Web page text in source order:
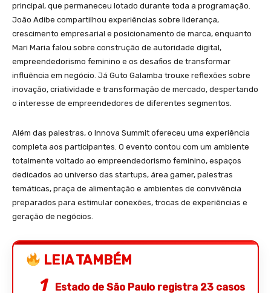
principal, que permaneceu lotado durante toda a programação.
João Adibe compartilhou experiências sobre liderança,
crescimento empresarial e posicionamento de marca, enquanto
Mari Maria falou sobre construção de autoridade digital,
empreendedorismo feminino e os desafios de transformar
influência em negócio. Já Guto Galamba trouxe reflexões sobre
inovação, criatividade e transformação de mercado, despertando
o interesse de empreendedores de diferentes segmentos.
Além das palestras, o Innova Summit ofereceu uma experiência
completa aos participantes. O evento contou com um ambiente
totalmente voltado ao empreendedorismo feminino, espaços
dedicados ao universo das startups, área gamer, palestras
temáticas, praça de alimentação e ambientes de convivência
preparados para estimular conexões, trocas de experiências e
geração de negócios.
LEIA TAMBÉM
Estado de São Paulo registra 23 casos